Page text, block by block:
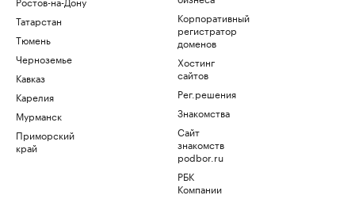
Татарстан
Тюмень
Черноземье
Кавказ
Карелия
Мурманск
Приморский
край
Корпоративный
регистратор
доменов
Хостинг
сайтов
Рег.решения
Знакомства
Сайт
знакомств
podbor.ru
РБК
Компании